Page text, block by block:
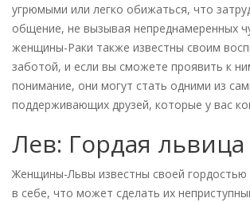
угрюмыми или легко обижаться, что
общение, не вызывая непреднамеренных
женщины-Раки также известны своим
заботой, и если вы сможете проявить к
понимание, они могут стать одними из
поддерживающих друзей, которые у вас
Лев: Гордая львица
Женщины-Львы известны своей гордостью
в себе, что может сделать их